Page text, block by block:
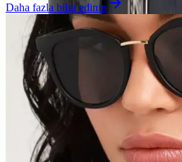
Daha fazla bilgi edinin